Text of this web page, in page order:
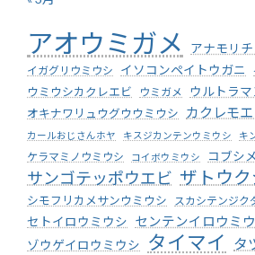
アオウミガメ アナモリ
イガグリウミウシ イソコンペイトウガニ
ウミウシカクレエビ ウミガメ
ウルトラ
オキナワリュウグウウミウシ
カクレモ
カールおじさんホヤ キスジカンテンウミウシ キ
ケラマミノウミウシ コイボウミウシ コブシメ
サンゴテッポウエビ ザトウク
シモフリカメサンウミウシ スカシテンジク
セトイロウミウシ センテンイロウミ
ゾウゲイロウミウシ タイマイ タ